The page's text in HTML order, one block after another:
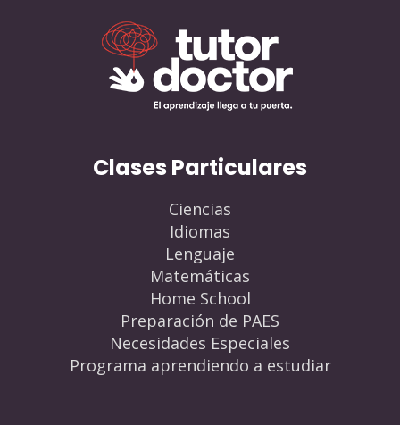
Clases Particulares
Ciencias
Idiomas
Lenguaje
Matemáticas
Home School
Preparación de PAES
Necesidades Especiales
Programa aprendiendo a estudiar